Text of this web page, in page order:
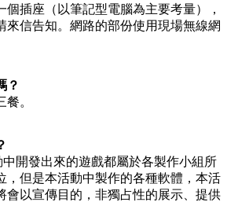
個插座（以筆記型電腦為主要考量），
來信告知。網路的部份使用現場無線網
？
。
中開發出來的遊戲都屬於各製作小組所
，但是本活動中製作的各種軟體，本活
會以宣傳目的，非獨占性的展示、提供